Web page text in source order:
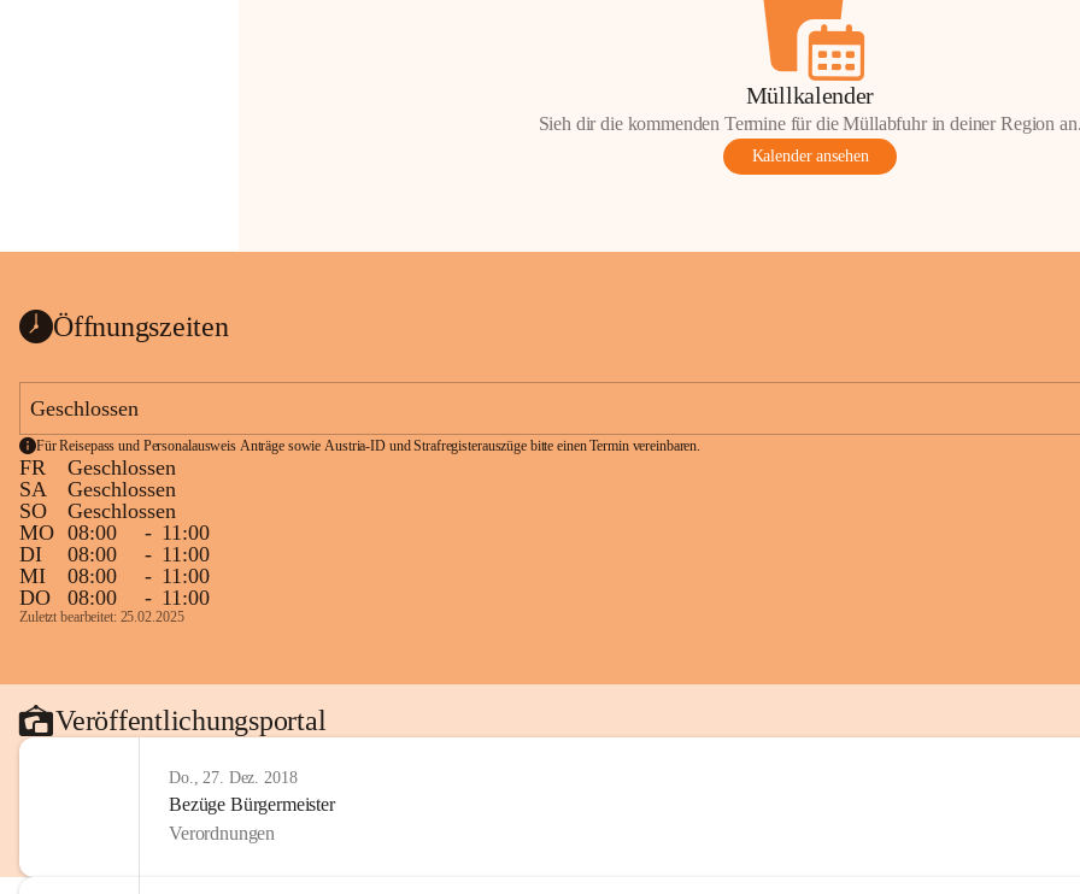
Müllkalender
Sieh dir die kommenden Termine für die Müllabfuhr in deiner Region
Kalender ansehen
Öffnungszeiten
Geschlossen
Für Reisepass und Personalausweis Anträge sowie Austria-ID und Strafregisterauszüge bitte einen Termin vereinbaren.
FR
Geschlossen
SA
Geschlossen
SO
Geschlossen
MO 08:00 - 11:00
DI
08:00 - 11:00
MI
08:00 - 11:00
DO
08:00 - 11:00
Zuletzt bearbeitet: 25.02.2025
Veröffentlichungsportal
Do., 27. Dez. 2018
Bezüge Bürgermeister
Verordnungen